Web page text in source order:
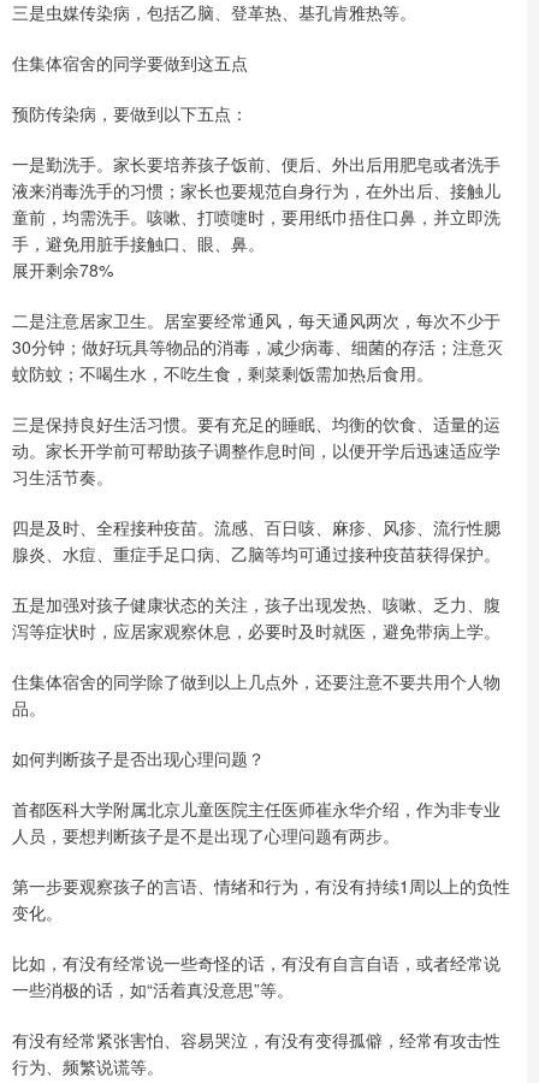
三是虫媒传染病，包括乙脑、登革热、基孔肯雅热等。
住集体宿舍的同学要做到这五点
预防传染病，要做到以下五点：
一是勤洗手。家长要培养孩子饭前、便后、外出后用肥皂或者洗手
液来消毒洗手的习惯；家长也要规范自身行为，在外出后、接触儿
童前，均需洗手。咳嗽、打喷嚏时，要用纸巾捂住口鼻，并立即洗
手，避免用脏手接触口、眼、鼻。
展开剩余78%
二是注意居家卫生。居室要经常通风，每天通风两次，每次不少于
30分钟；做好玩具等物品的消毒，减少病毒、细菌的存活；注意灭
蚊防蚊；不喝生水，不吃生食，剩菜剩饭需加热后食用。
三是保持良好生活习惯。要有充足的睡眠、均衡的饮食、适量的运
动。家长开学前可帮助孩子调整作息时间，以便开学后迅速适应学
习生活节奏。
四是及时、全程接种疫苗。流感、百日咳、麻疹、风疹、流行性腮
腺炎、水痘、重症手足口病、乙脑等均可通过接种疫苗获得保护。
五是加强对孩子健康状态的关注，孩子出现发热、咳嗽、乏力、腹
泻等症状时，应居家观察休息，必要时及时就医，避免带病上学。
住集体宿舍的同学除了做到以上几点外，还要注意不要共用个人物
品。
如何判断孩子是否出现心理问题？
首都医科大学附属北京儿童医院主任医师崔永华介绍，作为非专业
人员，要想判断孩子是不是出现了心理问题有两步。
第一步要观察孩子的言语、情绪和行为，有没有持续1周以上的负性
变化。
比如，有没有经常说一些奇怪的话，有没有自言自语，或者经常说
一些消极的话，如“活着真没意思”等。
有没有经常紧张害怕、容易哭泣，有没有变得孤僻，经常有攻击性
行为、频繁说谎等。